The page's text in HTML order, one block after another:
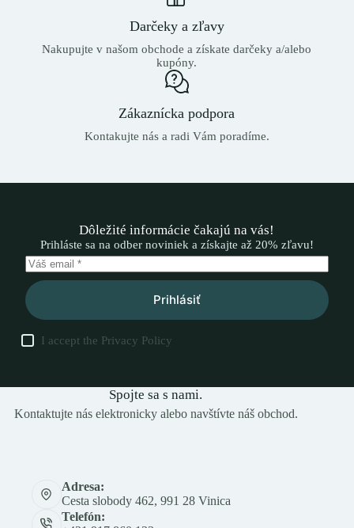
Darčeky a zľavy
Nakupujte v našom obchode a získate darčeky a/alebo
kupóny.
Zákaznícka podpora
Kontakujte nás a radi Vám poradíme.
Dôležité informácie čakajú na vás!
Prihláste sa na odber noviniek a získajte až 20% zľavu!
Prihlásiť
I accept the Privacy Policy
Spojte sa s nami.
Kontaktujte nás elektronicky alebo navštívte náš obchod.
Adresa:
Cesta slobody 462, 991 28 Vinica
Telefón: